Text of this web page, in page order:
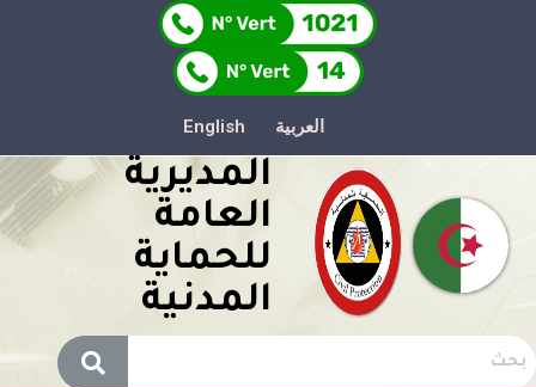
العربية English
المديرية
العامة
للحماية
المدنية